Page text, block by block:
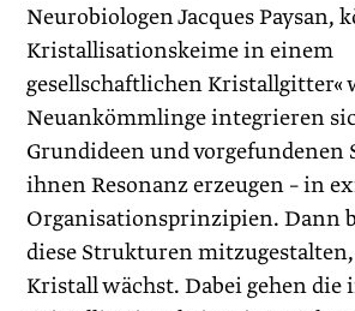
Neurobiologen Jacques Paysan,
Kristallisationskeime in einem
gesellschaftlichen Kristallgitter«
Neuankömmlinge integrieren
Grundideen und
ihnen Resonanz erzeugen – in
Organisationsprinzipien. Dann
diese Strukturen mitzugestalten,
Kristall wächst. Dabei gehen